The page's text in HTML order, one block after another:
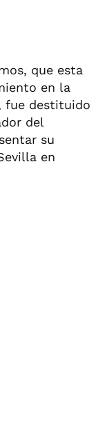
que esta
en la
fue destituido
del
su
en